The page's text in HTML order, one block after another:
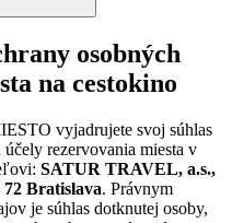
osobných
na cestokino
vyjadrujete svoj súhlas
rezervovania miesta v
SATUR TRAVEL, a.s.,
72 Bratislava. Právnym
je súhlas dotknutej osoby,